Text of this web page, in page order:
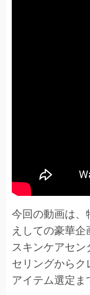
今回の動画は
えしての豪華企
スキンケアセ
セリングから
アイテム選定